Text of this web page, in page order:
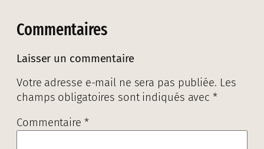
Commentaires
Laisser un commentaire
Votre adresse e-mail ne sera pas publiée. Les
champs obligatoires sont indiqués avec*
Commentaire *